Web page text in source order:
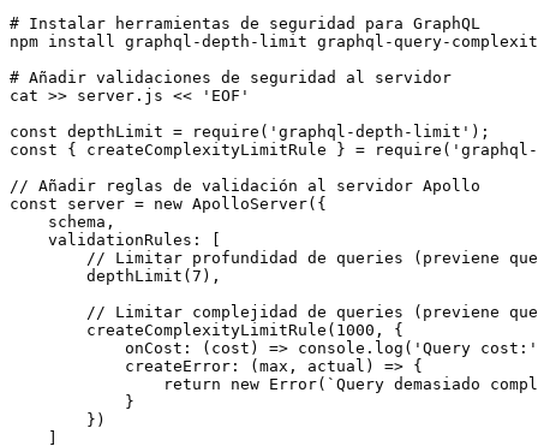
# Instalar herramientas de seguridad para GraphQL
npm install graphql-depth-limit graphql-query-
# Añadir validaciones de seguridad al servidor
cat >> server.js << 'EOF'
const depthLimit = require('graphql-depth-limit');
const { createComplexityLimitRule } =
// Añadir reglas de validación al servidor Apollo
const server = new ApolloServer({
    schema,
    validationRules: [
// Limitar profundidad de queries (previene
        depthLimit(7),
// Limitar complejidad de queries (previene
        createComplexityLimitRule(1000, {
onCost: (cost) => console.log('Query
            createError: (max, actual) => {
return new Error(`Query demasiado
            }
        })